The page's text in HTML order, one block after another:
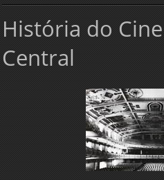
História do
Central